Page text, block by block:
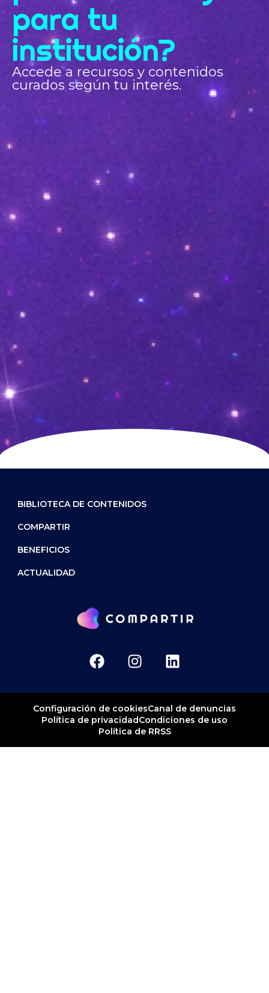
para tu
institución?
Accede a recursos y contenidos
curados según tu interés.
BIBLIOTECA DE CONTENIDOS
COMPARTIR
BENEFICIOS
ACTUALIDAD
Configuración de cookiesCanal de denuncias
Política de privacidadCondiciones de uso
Política de RRSS